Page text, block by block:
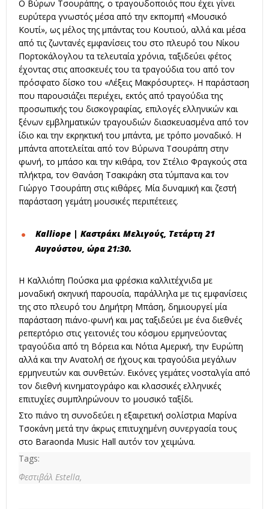
Ο Βύρων Τσουράπης, ο τραγουδοποιός που έχει γίνει
ευρύτερα γνωστός μέσα από την εκπομπή «Μουσικό
Kουτί», ως μέλος της μπάντας του Kουτιού, αλλά και μέσα
από τις ζωντανές εμφανίσεις του στο πλευρό του Νίκου
Πορτοκάλογλου τα τελευταία χρόνια, ταξιδεύει φέτος
έχοντας στις αποσκευές του τα τραγούδια του από τον
πρόσφατο δίσκο του «Λέξεις Μακρόσυρτες». Η παράσταση
που παρουσιάζει περιέχει, εκτός από τραγούδια της
προσωπικής του δισκογραφίας, επιλογές ελληνικών και
ξένων εμβληματικών τραγουδιών διασκευασμένα από τον
ίδιο και την εκρηκτική του μπάντα, με τρόπο μοναδικό. Η
μπάντα αποτελείται από τον Βύρωνα Τσουράπη στην
φωνή, το μπάσο και την κιθάρα, τον Στέλιο Φραγκούς στα
πλήκτρα, τον Θανάση Τσακιράκη στα τύμπανα και τον
Γιώργο Τσουράπη στις κιθάρες. Μία δυναμική και ζεστή
παράσταση γεμάτη μουσικές περιπέτειες.
Kalliope | Καστράκι Μελιγούς, Τετάρτη 21
Αυγούστου, ώρα 21:30.
Η Καλλιόπη Πούσκα μια φρέσκια καλλιτέχνιδα με
μοναδική σκηνική παρουσία, παράλληλα με τις εμφανίσεις
της στο πλευρό του Δημήτρη Μπάση, δημιουργεί μία
παράσταση πιάνο-φωνή και μας ταξιδεύει με ένα διεθνές
ρεπερτόριο στις γειτονιές του κόσμου ερμηνεύοντας
τραγούδια από τη Βόρεια και Νότια Αμερική, την Ευρώπη
αλλά και την Ανατολή σε ήχους και τραγούδια μεγάλων
ερμηνευτών και συνθετών. Εικόνες γεμάτες νοσταλγία από
τον διεθνή κινηματογράφο και κλασσικές ελληνικές
επιτυχίες συμπληρώνουν το μουσικό ταξίδι.
Στο πιάνο τη συνοδεύει η εξαιρετική σολίστρια Μαρίνα
Τσοκάνη μετά την άκρως επιτυχημένη συνεργασία τους
στο Baraonda Music Hall αυτόν τον χειμώνα.
Tags:
Φεστιβάλ Estella,